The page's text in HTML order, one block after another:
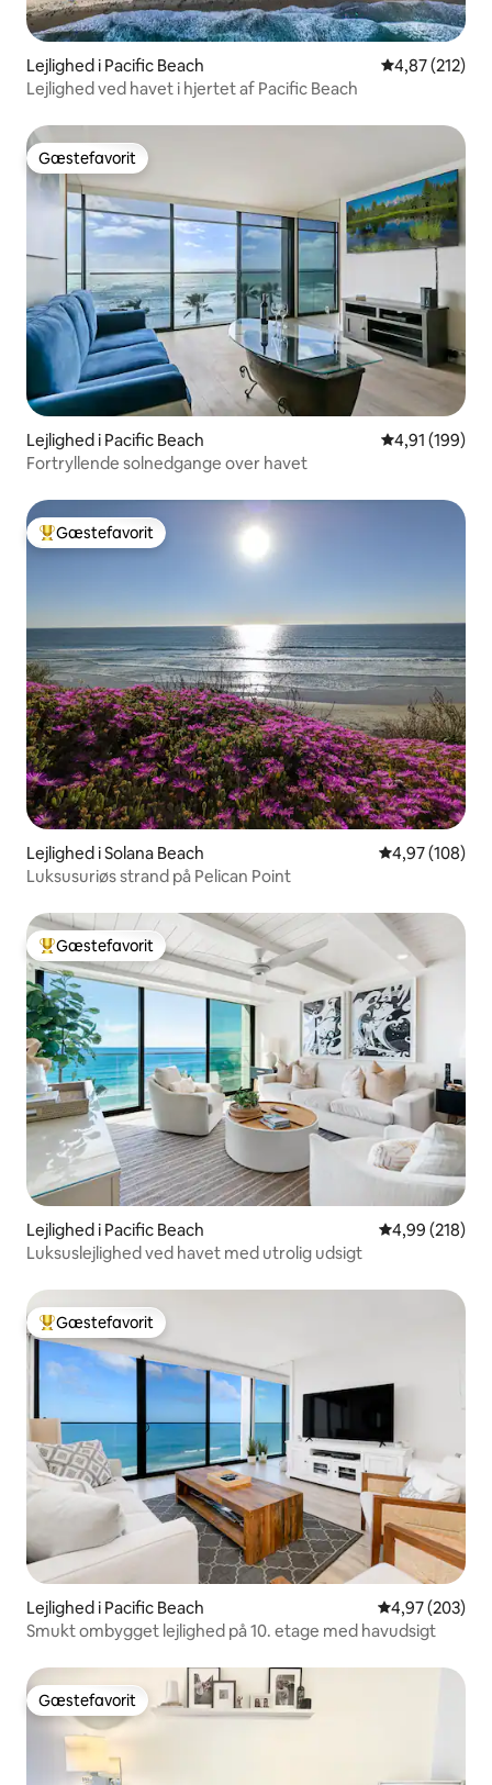
Lejlighed i Pacific Beach 4,87 ud af 5 i
4,87 (212)
Lejlighed ved havet i hjertet af Pacific Beach
Gæstefavorit
Gæstefavorit
Lejlighed i Pacific Beach 4,91 ud af 5 i
4,91 (199)
Fortryllende solnedgange over havet
Bedste gæstefavorit
Gæstefavorit
Lejlighed i Solana Beach 4,97 ud af 5 i
4,97 (108)
Luksusuriøs strand på Pelican Point
Bedste gæstefavorit
Gæstefavorit
Lejlighed i Pacific Beach 4,99 ud af 5 i
4,99 (218)
Luksuslejlighed ved havet med utrolig udsigt
Bedste gæstefavorit
Gæstefavorit
Lejlighed i Pacific Beach 4,97 ud af 5 i
4,97 (203)
Smukt ombygget lejlighed på 10. etage med havudsigt
Gæstefavorit
Gæstefavorit